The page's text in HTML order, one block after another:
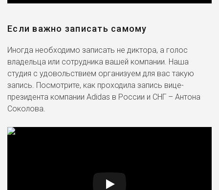
Если важно записать самому
Иногда необходимо записать не диктора, а голос
владельца или сотрудника вашей компании. Наша
студия с удовольствием организуем для вас такую
запись. Посмотрите, как проходила запись вице-
президента компании Adidas в России и СНГ – Антона
Соколова.